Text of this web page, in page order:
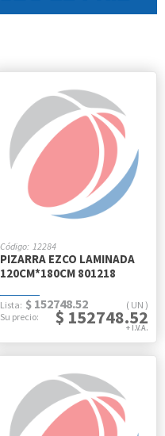
12284
PIZARRA EZCO LAMINADA
120CM*180CM 801218
UN
$ 152748.52
$ 152748.52